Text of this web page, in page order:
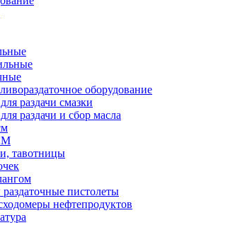
оборудование
раздачи смазки
раздачи и сбор масла
тавотницы
пистолеты
нефтепродуктов